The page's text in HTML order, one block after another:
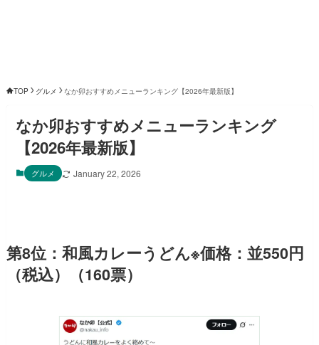
TOP グルメ なか卯おすすめメニューランキング【2026年最新版】
なか卯おすすめメニューランキング
【2026年最新版】
グルメ January 22, 2026
第8位：和風カレーうどん※価格：並550円
（税込）（160票）